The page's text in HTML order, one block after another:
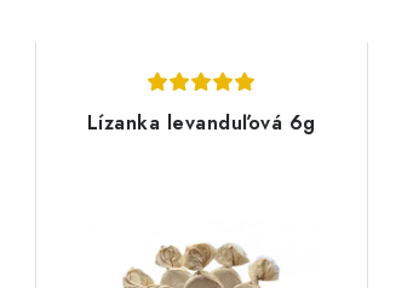
Lízanka levanduľová 6g